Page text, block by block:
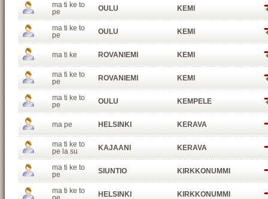
ma ti ke to
pe
OULU KEMI
ma ti ke to
pe
OULU KEMI
ma ti ke ROVANIEMI KEMI
ma ti ke to
pe
ROVANIEMI KEMI
ma ti ke to
pe
OULU KEMPELE
ma pe HELSINKI KERAVA
ma ti ke to
pe la su
KAJAANI KERAVA
ma ti ke to
pe
SIUNTIO KIRKKONUMMI
ma ti ke to
HELSINKI KIRKKONUMMI